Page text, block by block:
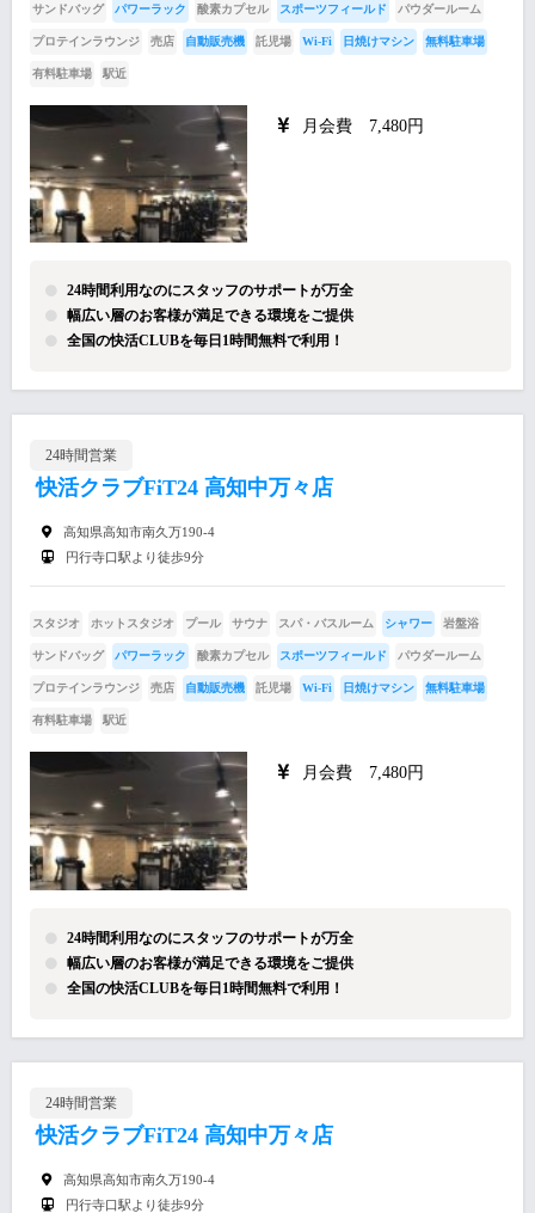
サンドバッグ パワーラック 酸素カプセル スポーツフィールド パウダールーム
プロテインラウンジ 売店 自動販売機 託児場 Wi-Fi 日焼けマシン 無料駐車場
有料駐車場 駅近
月会費 7,480円
24時間利用なのにスタッフのサポートが万全
幅広い層のお客様が満足できる環境をご提供
全国の快活CLUBを毎日1時間無料で利用！
24時間営業
快活クラブFiT24 高知中万々店
高知県高知市南久万190-4
円行寺口駅より徒歩9分
スタジオ ホットスタジオ プール サウナ スパ・バスルーム シャワー 岩盤浴
サンドバッグ パワーラック 酸素カプセル スポーツフィールド パウダールーム
プロテインラウンジ 売店 自動販売機 託児場 Wi-Fi 日焼けマシン 無料駐車場
有料駐車場 駅近
月会費 7,480円
24時間利用なのにスタッフのサポートが万全
幅広い層のお客様が満足できる環境をご提供
全国の快活CLUBを毎日1時間無料で利用！
24時間営業
快活クラブFiT24 高知中万々店
高知県高知市南久万190-4
円行寺口駅より徒歩9分